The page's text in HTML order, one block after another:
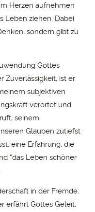
Herzen aufnehmen
Leben ziehen. Dabei
sondern gibt zu
Gottes
Zuverlässigkeit, ist er
subjektiven
verortet und
seinem
Glauben zutiefst
eine Erfahrung, die
“das Leben schöner
in der Fremde.
erfährt Gottes Geleit,